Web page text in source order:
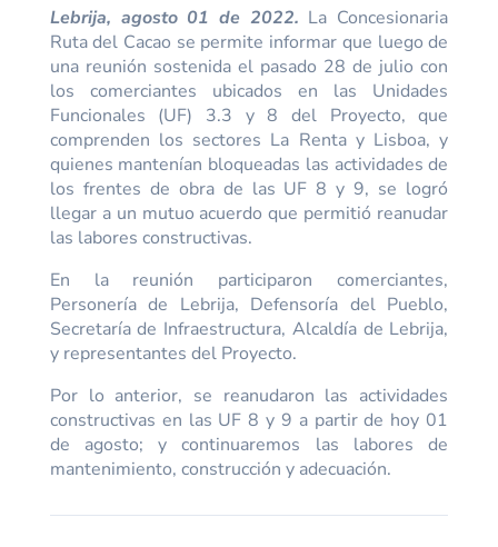
Lebrija, agosto 01 de 2022. La Concesionaria
Ruta del Cacao se permite informar que luego de
una reunión sostenida el pasado 28 de julio con
los comerciantes ubicados en las Unidades
Funcionales (UF) 3.3 y 8 del Proyecto, que
comprenden los sectores La Renta y Lisboa, y
quienes mantenían bloqueadas las actividades de
los frentes de obra de las UF 8 y 9, se logró
llegar a un mutuo acuerdo que permitió reanudar
las labores constructivas.
En la reunión participaron comerciantes,
Personería de Lebrija, Defensoría del Pueblo,
Secretaría de Infraestructura, Alcaldía de Lebrija,
y representantes del Proyecto.
Por lo anterior, se reanudaron las actividades
constructivas en las UF 8 y 9 a partir de hoy 01
de agosto; y continuaremos las labores de
mantenimiento, construcción y adecuación.